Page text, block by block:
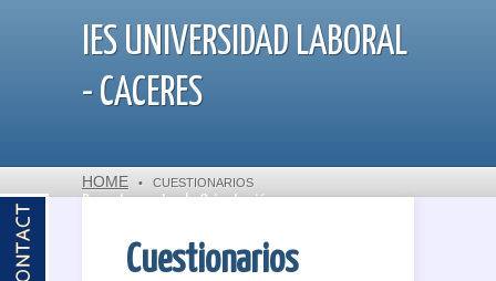
IES UNIVERSIDAD LABORAL
- CACERES
Departamento de Orientación
HOME • CUESTIONARIOS
Cuestionarios